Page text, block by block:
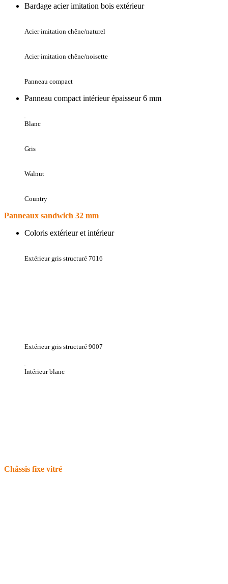
Bardage acier imitation bois extérieur
Acier imitation chêne/naturel
Acier imitation chêne/noisette
Panneau compact
Panneau compact intérieur épaisseur 6 mm
Blanc
Gris
Walnut
Country
Panneaux sandwich 32 mm
Coloris extérieur et intérieur
Extérieur gris structuré 7016
Extérieur gris structuré 9007
Intérieur blanc
Châssis fixe vitré